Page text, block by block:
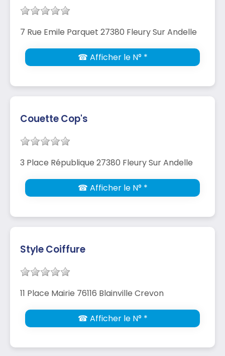
7 Rue Emile Parquet 27380 Fleury Sur Andelle
☎ Afficher le N° *
Couette Cop's
3 Place République 27380 Fleury Sur Andelle
☎ Afficher le N° *
Style Coiffure
11 Place Mairie 76116 Blainville Crevon
☎ Afficher le N° *